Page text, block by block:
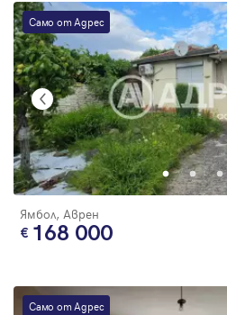
Само от Адрес
Ямбол, Аврен
168 000
Само от Адрес